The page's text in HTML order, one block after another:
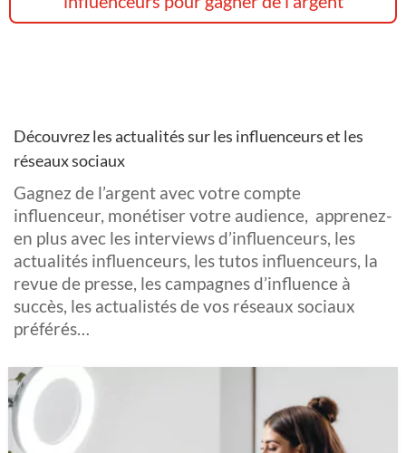
Découvrez les actualités sur les influenceurs et les
réseaux sociaux
Gagnez de l’argent avec votre compte
influenceur, monétiser votre audience, apprenez-
en plus avec les interviews d’influenceurs, les
actualités influenceurs, les tutos influenceurs, la
revue de presse, les campagnes d’influence à
succès, les actualistés de vos réseaux sociaux
préférés…